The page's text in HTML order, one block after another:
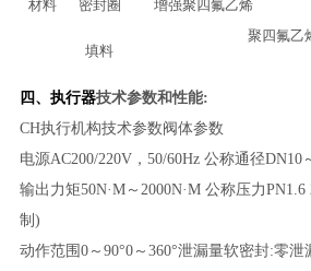
材料
密封圈
增强聚四氟乙烯
填料
聚四氟乙
四、执行器技术参数和性能:
CH执行机构技术参数阀体参数
电源AC200/220V，50/60Hz 公称通径DN10
输出力矩50N·M～2000N·M 公称压力PN1.6
制)
动作范围0～90°0～360°泄漏量软密封:零